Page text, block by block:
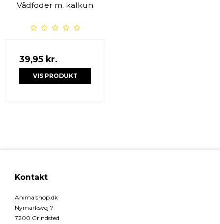
Vådfoder m. kalkun
39,95 kr.
VIS PRODUKT
Kontakt
Animalshop.dk
Nymarksvej 7
7200 Grindsted